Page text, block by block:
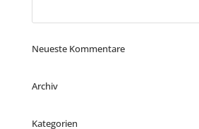
Neueste Kommentare
Archiv
Kategorien